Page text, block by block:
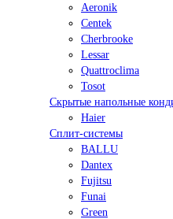
Aeronik
Centek
Cherbrooke
Lessar
Quattroclima
Tosot
Скрытые напольные
Haier
Сплит-системы
BALLU
Dantex
Fujitsu
Funai
Green